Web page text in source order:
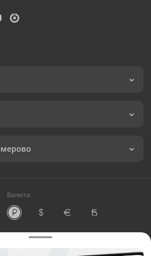
Валюта:
доставки цветов в Кемерово